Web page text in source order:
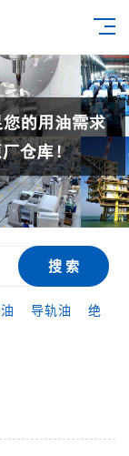
搜 索
导轨油
绝